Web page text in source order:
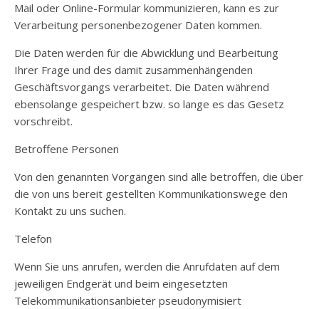
Mail oder Online-Formular kommunizieren, kann es zur
Verarbeitung personenbezogener Daten kommen.
Die Daten werden für die Abwicklung und Bearbeitung
Ihrer Frage und des damit zusammenhängenden
Geschäftsvorgangs verarbeitet. Die Daten während
ebensolange gespeichert bzw. so lange es das Gesetz
vorschreibt.
Betroffene Personen
Von den genannten Vorgängen sind alle betroffen, die über
die von uns bereit gestellten Kommunikationswege den
Kontakt zu uns suchen.
Telefon
Wenn Sie uns anrufen, werden die Anrufdaten auf dem
jeweiligen Endgerät und beim eingesetzten
Telekommunikationsanbieter pseudonymisiert